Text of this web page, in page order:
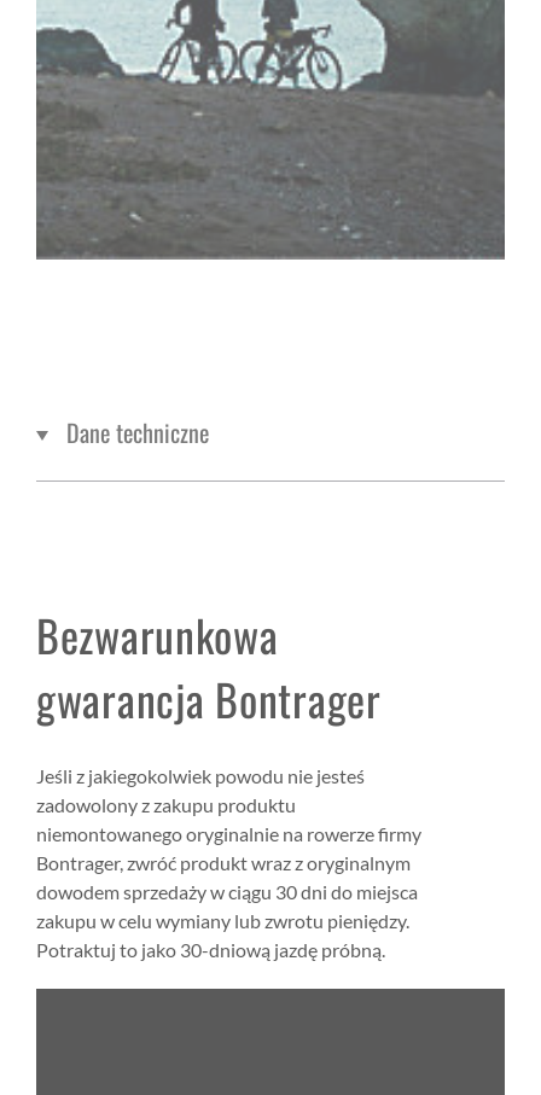
Dane techniczne
Bezwarunkowa
gwarancja Bontrager
Jeśli z jakiegokolwiek powodu nie jesteś
zadowolony z zakupu produktu
niemontowanego oryginalnie na rowerze firmy
Bontrager, zwróć produkt wraz z oryginalnym
dowodem sprzedaży w ciągu 30 dni do miejsca
zakupu w celu wymiany lub zwrotu pieniędzy.
Potraktuj to jako 30-dniową jazdę próbną.